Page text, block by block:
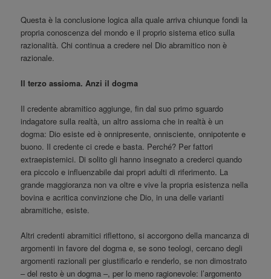
Questa è la conclusione logica alla quale arriva chiunque fondi la
propria conoscenza del mondo e il proprio sistema etico sulla
razionalità. Chi continua a credere nel Dio abramitico non è
razionale.
Il terzo assioma. Anzi il dogma
Il credente abramitico aggiunge, fin dal suo primo sguardo
indagatore sulla realtà, un altro assioma che in realtà è un
dogma: Dio esiste ed è onnipresente, onnisciente, onnipotente e
buono. Il credente ci crede e basta. Perché? Per fattori
extraepistemici. Di solito gli hanno insegnato a crederci quando
era piccolo e influenzabile dai propri adulti di riferimento. La
grande maggioranza non va oltre e vive la propria esistenza nella
bovina e acritica convinzione che Dio, in una delle varianti
abramitiche, esiste.
Altri credenti abramitici riflettono, si accorgono della mancanza di
argomenti in favore del dogma e, se sono teologi, cercano degli
argomenti razionali per giustificarlo e renderlo, se non dimostrato
– del resto è un dogma –, per lo meno ragionevole: l’argomento